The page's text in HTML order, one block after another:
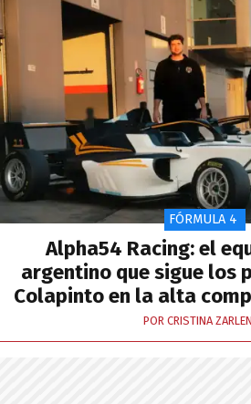
FÓRMULA 4
Alpha54 Racing: el
argentino que sigue los
Colapinto en la alta
POR CRISTINA